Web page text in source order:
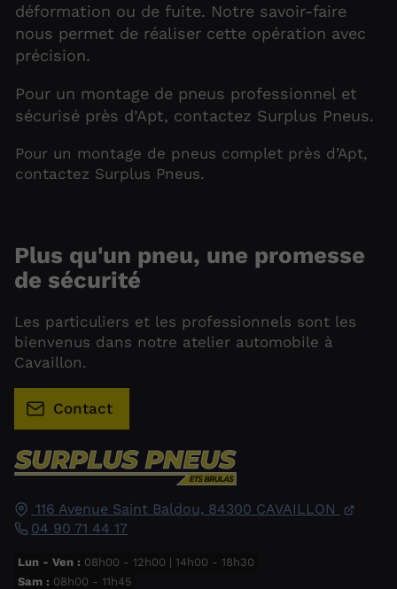
déformation ou de fuite. Notre savoir-faire
nous permet de réaliser cette opération avec
précision.
Pour un montage de pneus professionnel et
sécurisé près d’Apt, contactez Surplus Pneus.
Pour un montage de pneus complet près d’Apt,
contactez Surplus Pneus.
116 Avenue Saint Baldou, 84300 CAVAILLON
04 90 71 44 17
Lun - Ven : 08h00 - 12h00 | 14h00 - 18h30
Sam : 08h00 - 11h45
Plus qu'un pneu, une promesse
de sécurité
Les particuliers et les professionnels sont les
bienvenus dans notre atelier automobile à
Cavaillon.
Contact